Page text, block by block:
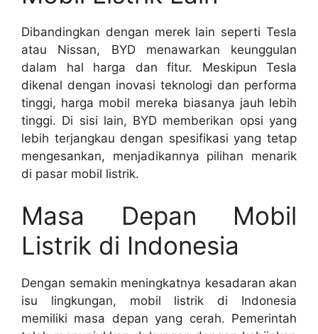
Dibandingkan dengan merek lain seperti Tesla
atau Nissan, BYD menawarkan keunggulan
dalam hal harga dan fitur. Meskipun Tesla
dikenal dengan inovasi teknologi dan performa
tinggi, harga mobil mereka biasanya jauh lebih
tinggi. Di sisi lain, BYD memberikan opsi yang
lebih terjangkau dengan spesifikasi yang tetap
mengesankan, menjadikannya pilihan menarik
di pasar mobil listrik.
Masa Depan Mobil
Listrik di Indonesia
Dengan semakin meningkatnya kesadaran akan
isu lingkungan, mobil listrik di Indonesia
memiliki masa depan yang cerah. Pemerintah